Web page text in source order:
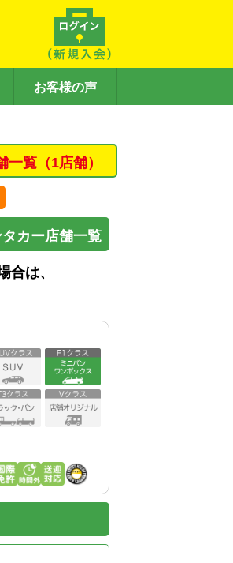
お客様の声
覧（1店舗）
カー店舗一覧
合は、